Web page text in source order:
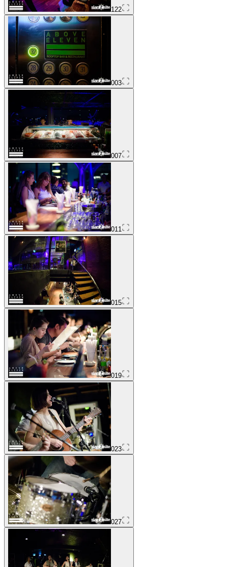
122
003
007
011
015
019
023
027